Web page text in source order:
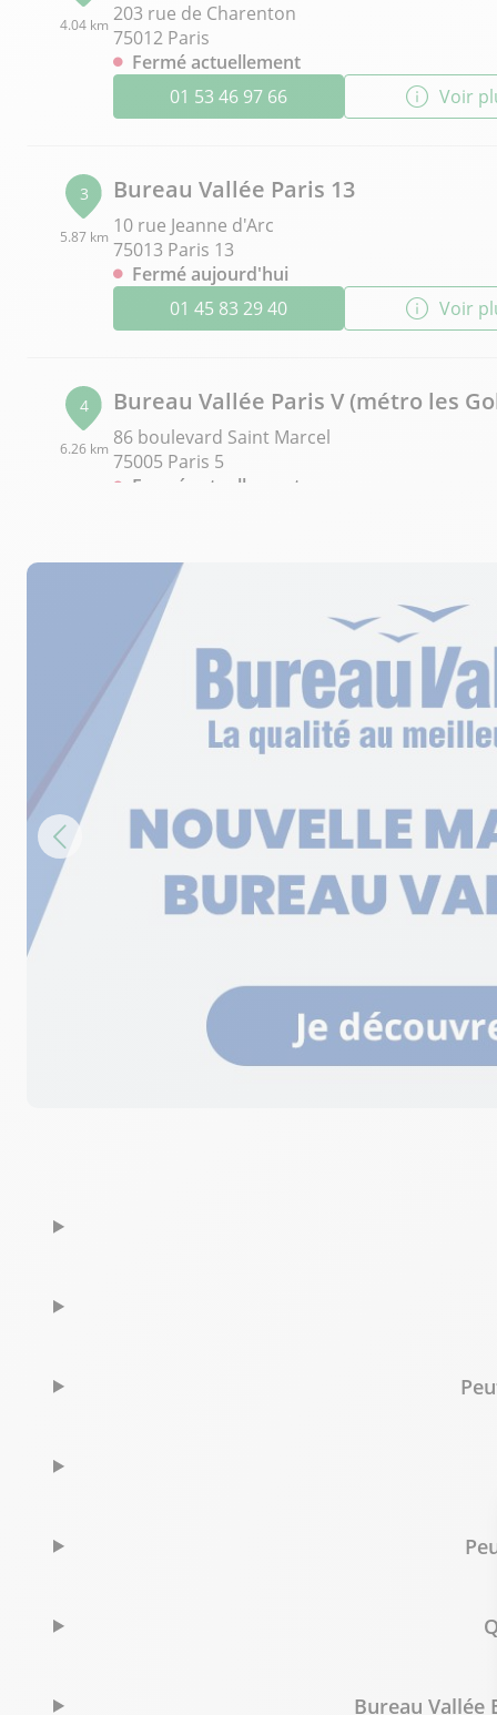
4.04 km 203 rue de Charenton
75012 Paris
Fermé actuellement
01 53 46 97 66
Voir
3
5.87 km
Bureau Vallée Paris 13
10 rue Jeanne d'Arc
75013 Paris 13
Fermé aujourd'hui
01 45 83 29 40
Voir
4
6.26 km
Bureau Vallée Paris V (métro les
86 boulevard Saint Marcel
75005 Paris 5
Fermé actuellement
Bureau Vallée Paris 9 (métro Place
Clichy)
96, Rue d'Amsterdam
75009 Paris 9
Fermé actuellement
09 87 00 50 26
Bureau Vallée Paris 15 Sèvres-
40 rue Lecourbe
75015 Paris 15
Bureau Vallée Montrouge
Voir
12.25 km
Bureau Vallée Courbevoie
Bureau